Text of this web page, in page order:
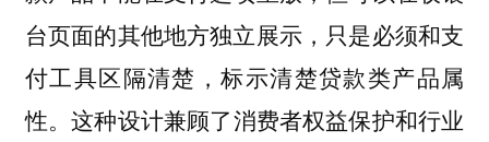
台页面的其他地方独立展示，只是必须和支
付工具区隔清楚，标示清楚贷款类产品属
性。这种设计兼顾了消费者权益保护和行业